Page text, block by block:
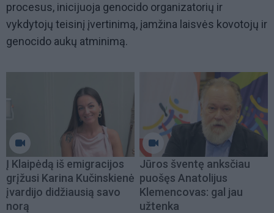
procesus, inicijuoja genocido organizatorių ir
vykdytojų teisinį įvertinimą, įamžina laisvės kovotojų ir
genocido aukų atminimą.
Į Klaipėdą iš emigracijos
grįžusi Karina Kučinskienė
įvardijo didžiausią savo
norą
Jūros šventę anksčiau
puošęs Anatolijus
Klemencovas: gal jau
užtenka